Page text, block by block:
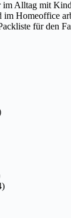
im Alltag mit
Homeoffice
für den